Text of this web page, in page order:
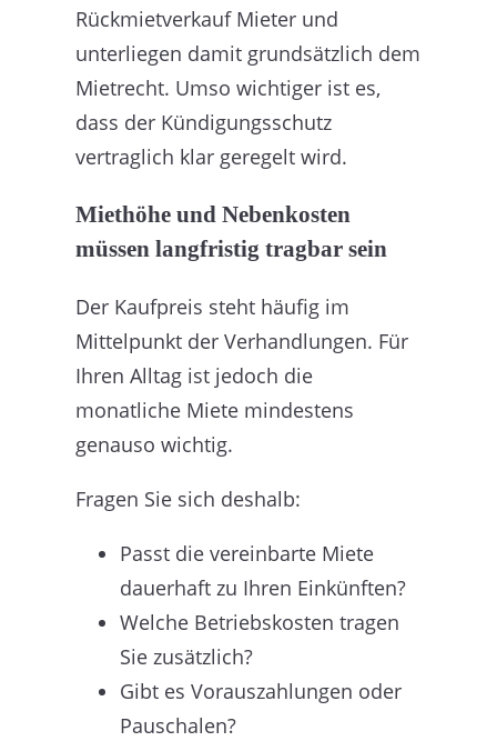
Rückmietverkauf Mieter und
unterliegen damit grundsätzlich dem
Mietrecht. Umso wichtiger ist es,
dass der Kündigungsschutz
vertraglich klar geregelt wird.
Miethöhe und Nebenkosten
müssen langfristig tragbar sein
Der Kaufpreis steht häufig im
Mittelpunkt der Verhandlungen. Für
Ihren Alltag ist jedoch die
monatliche Miete mindestens
genauso wichtig.
Fragen Sie sich deshalb:
Passt die vereinbarte Miete
dauerhaft zu Ihren Einkünften?
Welche Betriebskosten tragen
Sie zusätzlich?
Gibt es Vorauszahlungen oder
Pauschalen?